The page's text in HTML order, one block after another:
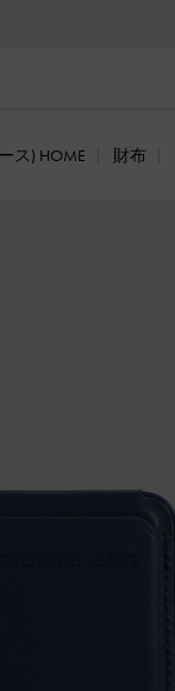
ス) HOME 財布